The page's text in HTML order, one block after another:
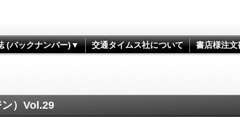
(バックナンバー)▼ 交通タイムス社について 書店様注文
）Vol.29